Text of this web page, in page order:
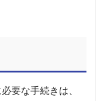
要な手続きは、